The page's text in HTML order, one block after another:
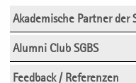
Akademische Partner der
Alumni Club SGBS
Feedback / Referenzen